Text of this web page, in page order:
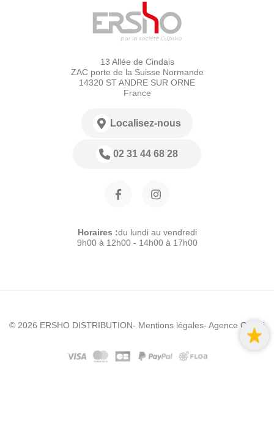
13 Allée de Cindais
ZAC porte de la Suisse Normande
14320 ST ANDRE SUR ORNE
France
Localisez-nous
02 31 44 68 28
Horaires :du lundi au vendredi
9h00 à 12h00 - 14h00 à 17h00
© 2026 ERSHO DISTRIBUTION- Mentions légales- Agence Colibri